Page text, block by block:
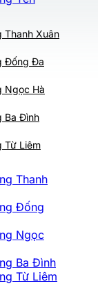
Đình
Từ Liêm
Thanh
Đống
Ngọc
Ba Đình
Tây Hồ
Đỉnh
Mai
Láng
Thanh Xuân
Đống Đa
Ngọc Hà
Ba Đình
Từ Liêm
Thanh
Đống
Ngọc
Ba Đình
Từ Liêm